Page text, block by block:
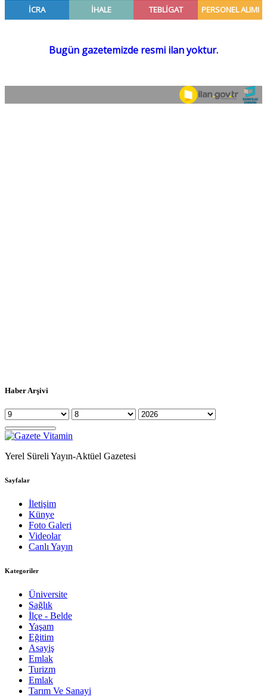
Haber Arşivi
Yerel Süreli Yayın-Aktüel Gazetesi
Sayfalar
İletişim
Künye
Foto Galeri
Videolar
Canlı Yayın
Kategoriler
Üniversite
Sağlık
İlçe - Belde
Yaşam
Eğitim
Asayiş
Emlak
Turizm
Emlak
Tarım Ve Sanayi